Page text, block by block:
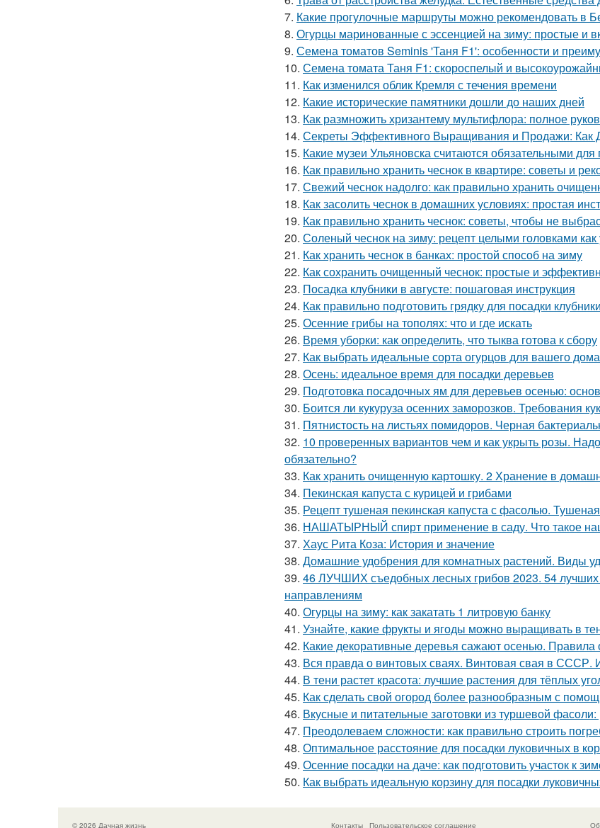
7. Какие прогулочные маршруты можно рекомендовать в
8. Огурцы маринованные с эссенцией на зиму: простые и
9. Семена томатов Seminis 'Таня F1': особенности и
10. Семена томата Таня F1: скороспелый и
11. Как изменился облик Кремля с течения времени
12. Какие исторические памятники дошли до наших дней
13. Как размножить хризантему мультифлора: полное
14. Секреты Эффективного Выращивания и Продажи: Как
15. Какие музеи Ульяновска считаются обязательными
16. Как правильно хранить чеснок в квартире: советы и
17. Свежий чеснок надолго: как правильно хранить
18. Как засолить чеснок в домашних условиях: простая
19. Как правильно хранить чеснок: советы, чтобы не
20. Соленый чеснок на зиму: рецепт целыми головками
21. Как хранить чеснок в банках: простой способ на зиму
22. Как сохранить очищенный чеснок: простые и
23. Посадка клубники в августе: пошаговая инструкция
24. Как правильно подготовить грядку для посадки клубники
25. Осенние грибы на тополях: что и где искать
26. Время уборки: как определить, что тыква готова к сбору
27. Как выбрать идеальные сорта огурцов для вашего дома
28. Осень: идеальное время для посадки деревьев
29. Подготовка посадочных ям для деревьев осенью:
30. Боится ли кукуруза осенних заморозков. Требования
31. Пятнистость на листьях помидоров. Черная
32. 10 проверенных вариантов чем и как укрыть розы.
обязательно?
33. Как хранить очищенную картошку. 2 Хранение в
34. Пекинская капуста с курицей и грибами
35. Рецепт тушеная пекинская капуста с фасолью.
36. НАШАТЫРНЫЙ спирт применение в саду. Что такое
37. Хаус Рита Коза: История и значение
38. Домашние удобрения для комнатных растений. Виды
39. 46 ЛУЧШИХ съедобных лесных грибов 2023. 54
направлениям
40. Огурцы на зиму: как закатать 1 литровую банку
41. Узнайте, какие фрукты и ягоды можно выращивать в
42. Какие декоративные деревья сажают осенью. Правила
43. Вся правда о винтовых сваях. Винтовая свая в СССР.
44. В тени растет красота: лучшие растения для тёплых
45. Как сделать свой огород более разнообразным с
46. Вкусные и питательные заготовки из туршевой
47. Преодолеваем сложности: как правильно строить
48. Оптимальное расстояние для посадки луковичных в
49. Осенние посадки на даче: как подготовить участок к
50. Как выбрать идеальную корзину для посадки
© 2026 Дачная жизнь Контакты Пользовательское соглашение